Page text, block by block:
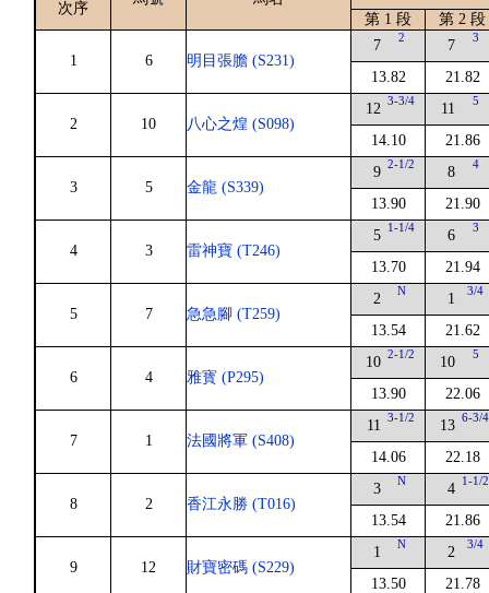
次序
第 1 段
第 2 段
1 6 明目張膽 (S231)
7 2
13.82
7 3
21.82
2 10 八心之煌 (S098)
12 3-3/4
14.10
11 5
21.86
3 5 金龍 (S339)
9 2-1/2
13.90
8 4
21.90
4 3 雷神寶 (T246)
5 1-1/4
13.70
6 3
21.94
5 7 急急腳 (T259)
2 N
13.54
1 3/4
21.62
6 4 雅寳 (P295)
10 2-1/2
13.90
10 5
22.06
7 1 法國將軍 (S408)
11 3-1/2
14.06
13 6-3/4
22.18
8 2 香江永勝 (T016)
3 N
13.54
4 1-1/2
21.86
9 12 財寶密碼 (S229)
1 N
13.50
2 3/4
21.78